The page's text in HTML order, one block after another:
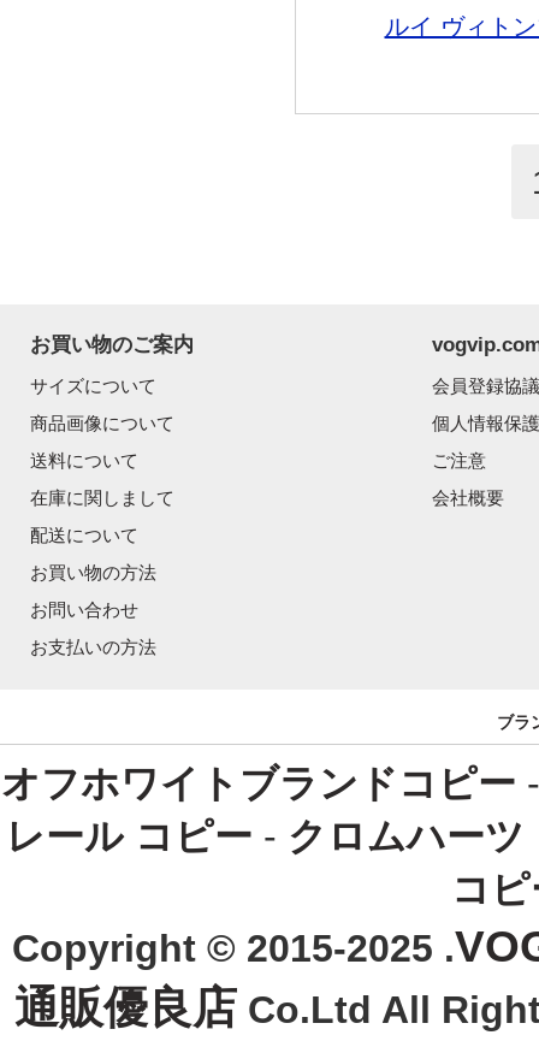
ルイ ヴィト
お買い物のご案内
サイズについて
商品画像について
送料について
在庫に関しまして
配送について
お買い物の方法
お問い合わせ
お支払いの方法
会員登録協
個人情報保
ご注意
会社概要
ブラ
オフホワイトブランドコピー
レール コピー - クロムハーツ
コ
Copyright © 2015-2025 .
通販優良店 Co.Ltd All